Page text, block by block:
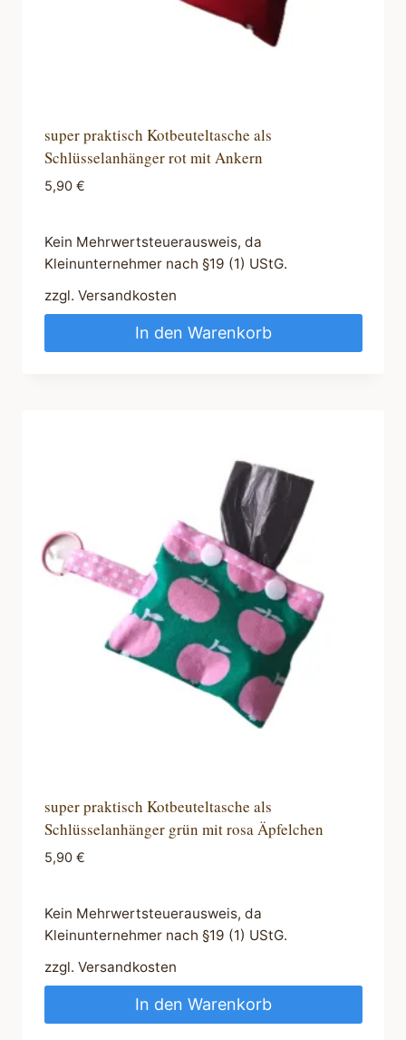
super praktisch Kotbeuteltasche als
Schlüsselanhänger rot mit Ankern
5,90 €
Kein Mehrwertsteuerausweis, da
Kleinunternehmer nach §19 (1) UStG.
zzgl. Versandkosten
In den Warenkorb
super praktisch Kotbeuteltasche als
Schlüsselanhänger grün mit rosa Äpfelchen
5,90 €
Kein Mehrwertsteuerausweis, da
Kleinunternehmer nach §19 (1) UStG.
zzgl. Versandkosten
In den Warenkorb